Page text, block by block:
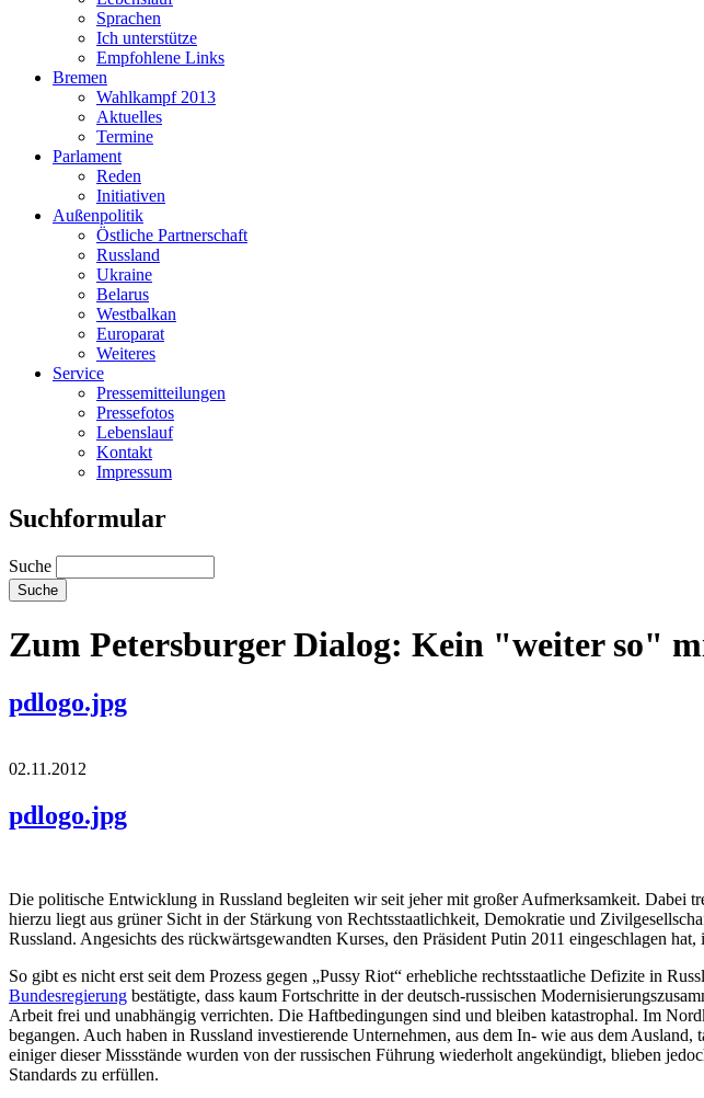
Sprachen
Ich unterstütze
Empfohlene Links
Bremen
Wahlkampf 2013
Aktuelles
Termine
Parlament
Reden
Initiativen
Außenpolitik
Östliche Partnerschaft
Russland
Ukraine
Belarus
Westbalkan
Europarat
Weiteres
Service
Pressemitteilungen
Pressefotos
Lebenslauf
Kontakt
Impressum
Suchformular
Suche
Zum Petersburger Dialog: Kein "weiter so"
pdlogo.jpg
02.11.2012
pdlogo.jpg
Die politische Entwicklung in Russland begleiten wir seit jeher mit großer Aufmerksamkeit. Dabei
hierzu liegt aus grüner Sicht in der Stärkung von Rechtsstaatlichkeit, Demokratie und
Russland. Angesichts des rückwärtsgewandten Kurses, den Präsident Putin 2011 eingeschlagen
So gibt es nicht erst seit dem Prozess gegen „Pussy Riot“ erhebliche rechtsstaatliche Defizite in
Bundesregierung bestätigte, dass kaum Fortschritte in der deutsch-russischen
Arbeit frei und unabhängig verrichten. Die Haftbedingungen sind und bleiben katastrophal. Im
begangen. Auch haben in Russland investierende Unternehmen, aus dem In- wie aus dem
einiger dieser Missstände wurden von der russischen Führung wiederholt angekündigt, blieben
Standards zu erfüllen.